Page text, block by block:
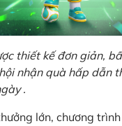
thiết kế đơn giản,
nhận quà hấp dẫn
.
lớn, chương